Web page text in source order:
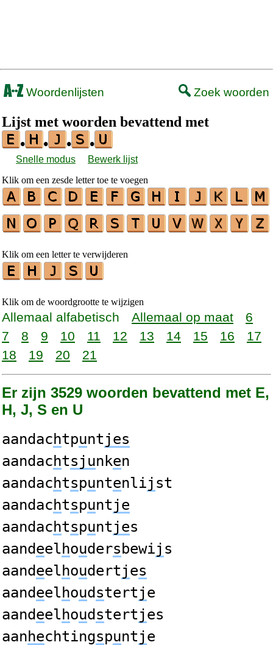
Woordenlijsten Zoek woorden
Lijst met woorden bevattend met
•
• • •
Snelle modus
Bewerk lijst
Klik om een zesde letter toe te voegen
Klik om een letter te verwijderen
Klik om de woordgrootte te wijzigen
Allemaal alfabetisch Allemaal op maat
6
7
8 9 10 11 12 13 14 15 16
17
18
19 20 21
Er zijn 3529 woorden bevattend met E,
H, J, S en U
aandachtpuntjes
aandachtsjunken
aandachtspuntenlij st
aandachtspuntje
aandachtspuntjes
aandeelhouders bewij s
aandeelhoudertjes
aandeelhoud stertje
aandeelhoud stertjes
aanhechtingspuntje